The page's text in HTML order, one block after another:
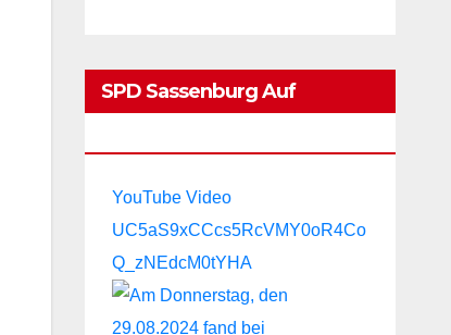
SPD Sassenburg Auf
YouTube Video
UC5aS9xCCcs5RcVMY0oR4Co
Q_zNEdcM0tYHA